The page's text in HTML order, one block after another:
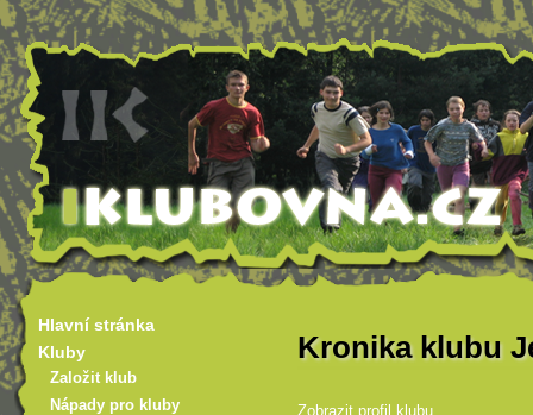
Kronika klubu
Zobrazit profil klubu
Hlavní stránka
Kluby
Založit klub
Nápady pro kluby